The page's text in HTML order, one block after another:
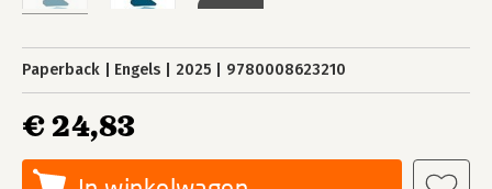
Paperback Engels 2025 9780008623210
€ 24,83